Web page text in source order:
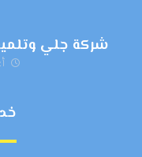
شركة جلي وتلميع